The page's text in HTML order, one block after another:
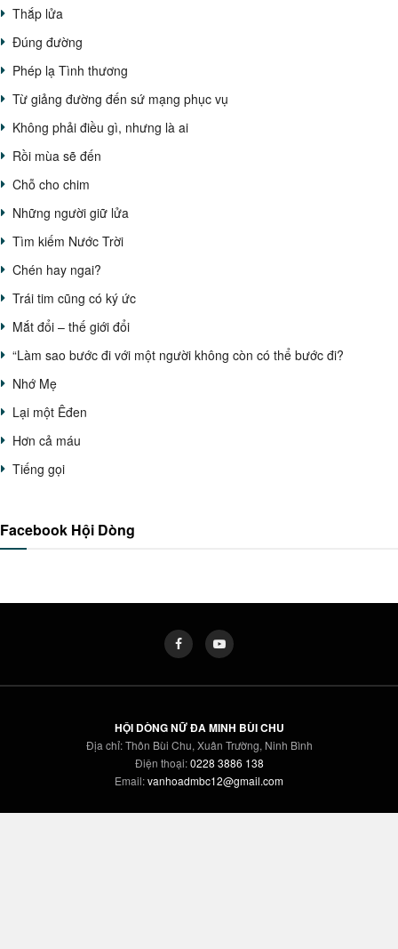
Thắp lửa
Đúng đường
Phép lạ Tình thương
Từ giảng đường đến sứ mạng phục vụ
Không phải điều gì, nhưng là ai
Rồi mùa sẽ đến
Chỗ cho chim
Những người giữ lửa
Tìm kiếm Nước Trời
Chén hay ngai?
Trái tim cũng có ký ức
Mắt đổi – thế giới đổi
“Làm sao bước đi với một người không còn có thể bước đi?
Nhớ Mẹ
Lại một Êđen
Hơn cả máu
Tiếng gọi
Facebook Hội Dòng
HỘI DÒNG NỮ ĐA MINH BÙI CHU
Địa chỉ: Thôn Bùi Chu, Xuân Trường, Ninh Bình
Điện thoại:0228 3886 138
Email:vanhoadmbc12@gmail.com